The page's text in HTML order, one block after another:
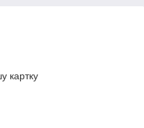
картку